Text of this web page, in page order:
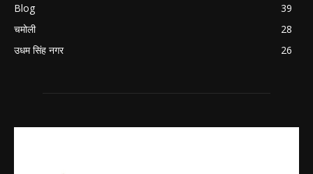
Blog
39
चमोली
28
उधम सिंह नगर
26